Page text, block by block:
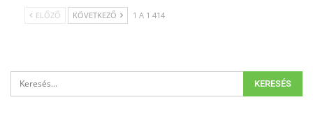
ELŐZŐ KÖVETKEZŐ 1 A 1 414